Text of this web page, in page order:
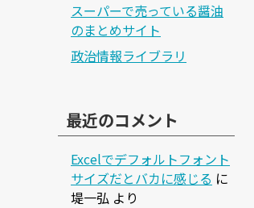
スーパーで売っている醤油
のまとめサイト
政治情報ライブラリ
最近のコメント
Excelでデフォルトフォント
サイズだとバカに感じる に
堤一弘 より